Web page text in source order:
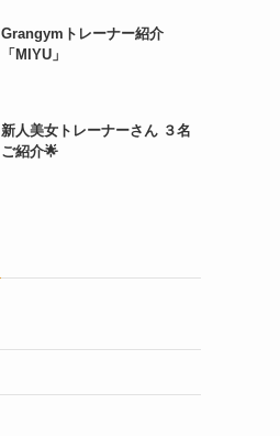
Grangymトレーナー紹介
「MIYU」
新人美女トレーナーさん ３名
ご紹介🌟